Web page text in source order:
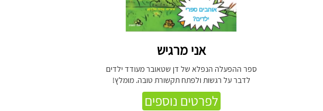
אני מרגיש
ספר ההפעלה הנפלא של דן שטאובר מעודד ילדים
לדבר על רגשות ולפתח תקשורת טובה. מומלץ!
לפרטים נוספים